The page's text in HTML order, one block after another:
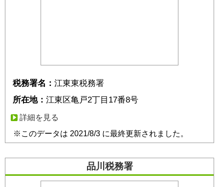
税務署名： 江東東税務署
所在地： 江東区亀戸2丁目17番8号
詳細を見る
※このデータは 2021/8/3 に最終更新されました。
品川税務署